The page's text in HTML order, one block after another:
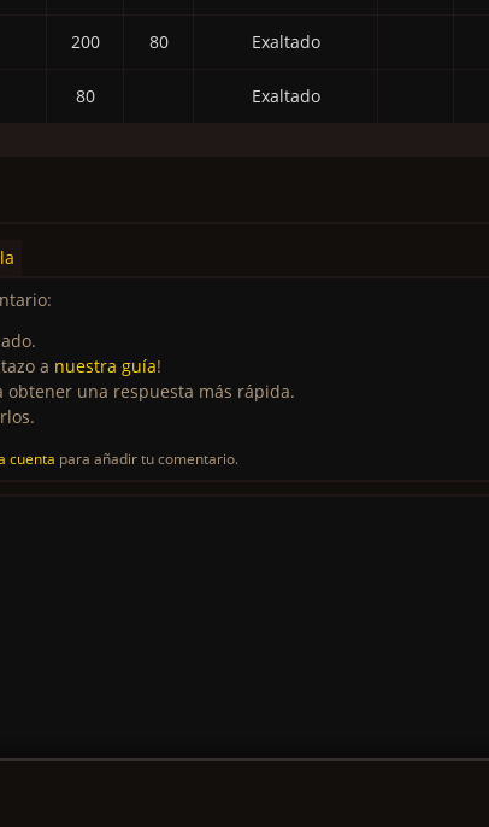
200 80 Exaltado
80 Exaltado
a nuestra guía!
obtener una respuesta más rápida.
cuenta para añadir tu comentario.